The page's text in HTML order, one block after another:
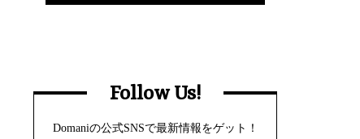
Follow Us!
Domaniの公式SNSで最新情報をゲット！